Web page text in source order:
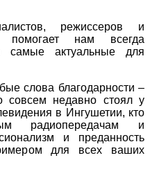
режиссеров и
помогает нам всегда
самые актуальные для
слова благодарности –
совсем недавно стоял у
в Ингушетии, кто
радиопередачам и
и преданность
для всех ваших